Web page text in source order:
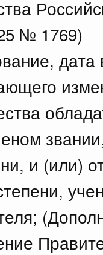
№ 1769)
дата
и (или)